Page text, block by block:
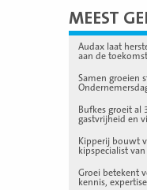
MEEST
Audax laat
aan de toekomst
Samen groeien
Bufkes groeit al
gastvrijheid en
Kipperij bouwt
kipspecialist
Groei betekent
kennis,